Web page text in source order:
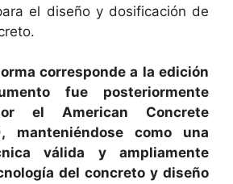
el diseño y dosificación de
corresponde a la edición
fue posteriormente
el American Concrete
manteniéndose como una
válida y ampliamente
del concreto y diseño